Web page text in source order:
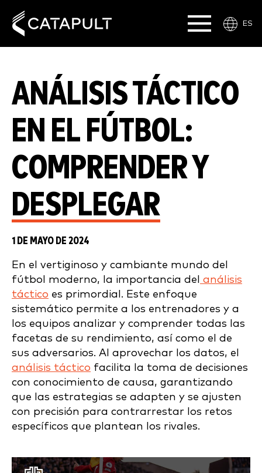
ES
ANÁLISIS TÁCTICO
EN EL FÚTBOL:
COMPRENDER Y
DESPLEGAR
1 DE MAYO DE 2024
En el vertiginoso y cambiante mundo del
fútbol moderno, la importancia del análisis
táctico es primordial. Este enfoque
sistemático permite a los entrenadores y a
los equipos analizar y comprender todas las
facetas de su rendimiento, así como el de
sus adversarios. Al aprovechar los datos, el
análisis táctico facilita la toma de decisiones
con conocimiento de causa, garantizando
que las estrategias se adapten y se ajusten
con precisión para contrarrestar los retos
específicos que plantean los rivales.